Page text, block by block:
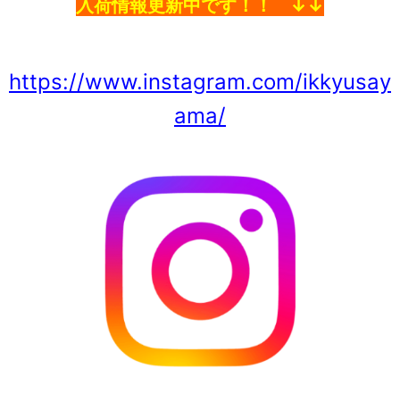
入荷情報更新中です！！ ↓↓
https://www.instagram.com/ikkyusay
ama/